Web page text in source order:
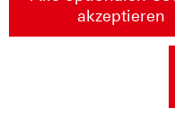
akzeptieren